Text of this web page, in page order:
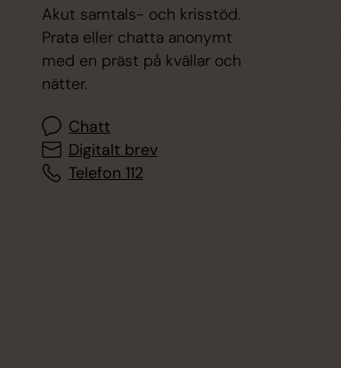
Akut samtals- och krisstöd.
Prata eller chatta anonymt
med en präst på kvällar och
nätter.
Chatt
Digitalt brev
Telefon 112